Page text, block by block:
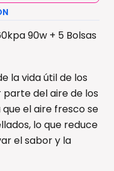
90w + 5 Bolsas
la vida útil de los
del aire de los
el aire fresco se
lo que reduce
el sabor y la